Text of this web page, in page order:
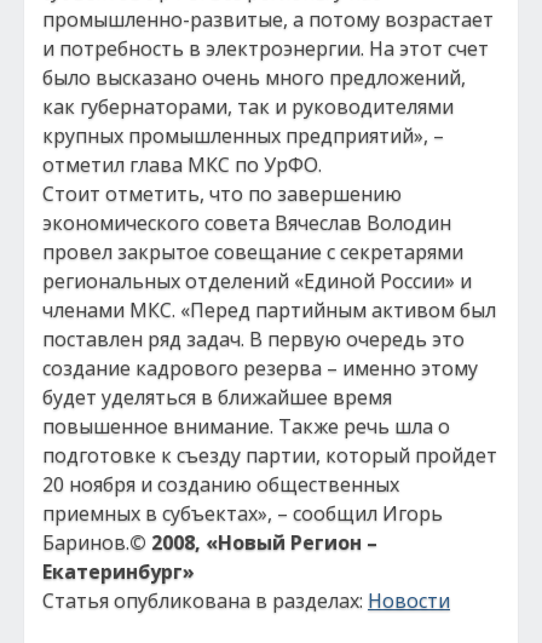
промышленно-развитые, а потому возрастает
и потребность в электроэнергии. На этот счет
было высказано очень много предложений,
как губернаторами, так и руководителями
крупных промышленных предприятий», –
отметил глава МКС по УрФО.
Стоит отметить, что по завершению
экономического совета Вячеслав Володин
провел закрытое совещание с секретарями
региональных отделений «Единой России» и
членами МКС. «Перед партийным активом был
поставлен ряд задач. В первую очередь это
создание кадрового резерва – именно этому
будет уделяться в ближайшее время
повышенное внимание. Также речь шла о
подготовке к съезду партии, который пройдет
20 ноября и созданию общественных
приемных в субъектах», – сообщил Игорь
Баринов.© 2008, «Новый Регион –
Екатеринбург»
Статья опубликована в разделах: Новости